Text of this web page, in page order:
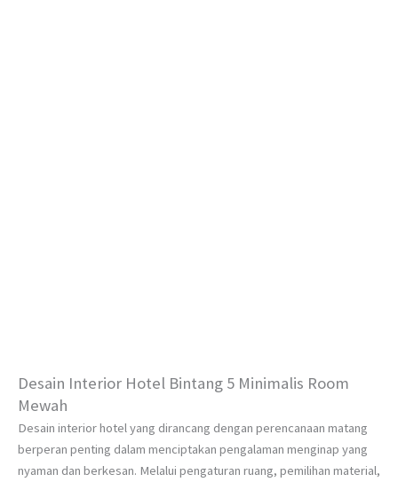
Desain Interior Hotel Bintang 5 Minimalis Room
Mewah
Desain interior hotel yang dirancang dengan perencanaan matang
berperan penting dalam menciptakan pengalaman menginap yang
nyaman dan berkesan. Melalui pengaturan ruang, pemilihan material,